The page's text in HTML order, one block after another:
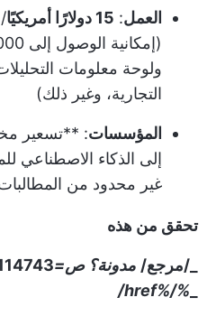
العمل: 15 دولارًا أمريكيًا
ولوحة معلومات
التجارية، وغير ذلك)
المؤسسات: **تسعير
إلى الذكاء الاصطناعي
غير محدود من
تحقق من هذه
_/مرجع/ مدونة؟ ص=114743
%/%href/